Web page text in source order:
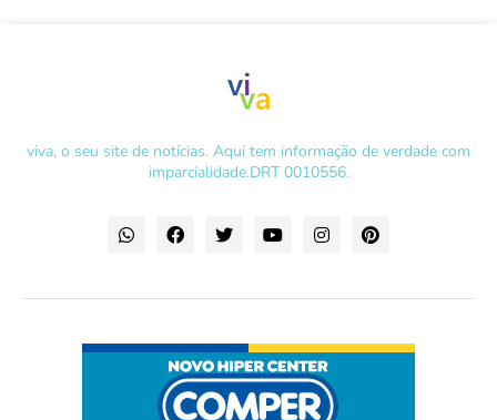
viva, o seu site de notícias. Aqui tem informação de verdade com
imparcialidade.DRT 0010556.